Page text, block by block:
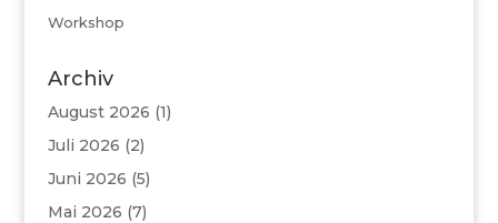
Workshop
Archiv
August 2026 (1)
Juli 2026 (2)
Juni 2026 (5)
Mai 2026 (7)